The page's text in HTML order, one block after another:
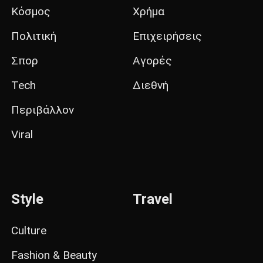
Κόσμος
Πολιτική
Σπορ
Tech
Περιβάλλον
Viral
Χρήμα
Επιχειρήσεις
Αγορές
Διεθνή
Style
Culture
Fashion & Beauty
Travel